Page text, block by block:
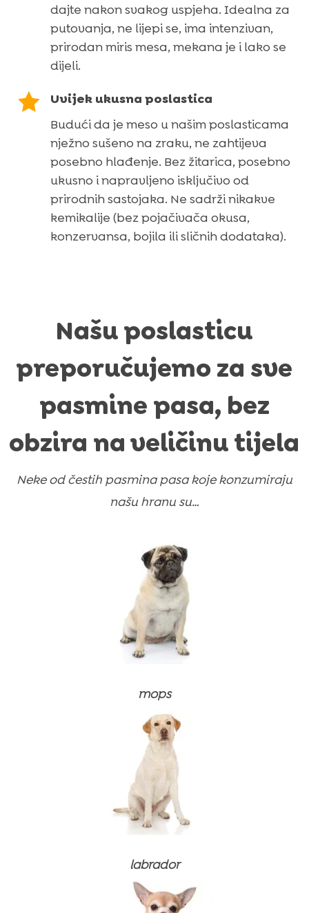
dajte nakon svakog uspjeha. Idealna za
putovanja, ne lijepi se, ima intenzivan,
prirodan miris mesa, mekana je i lako se
dijeli.

Uvijek ukusna poslastica
Budući da je meso u našim poslasticama
nježno sušeno na zraku, ne zahtijeva
posebno hlađenje. Bez žitarica, posebno
ukusno i napravljeno isključivo od
prirodnih sastojaka. Ne sadrži nikakve
kemikalije (bez pojačivača okusa,
konzervansa, bojila ili sličnih dodataka).
Našu poslasticu
preporučujemo za sve
pasmine pasa, bez
obzira na veličinu tijela
Neke od čestih pasmina pasa koje konzumiraju
našu hranu su…
mops
labrador